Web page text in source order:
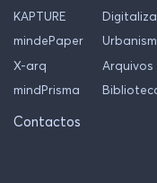
KAPTURE
mindePaper
X-arq
mindPrisma
Arquivos
Contactos